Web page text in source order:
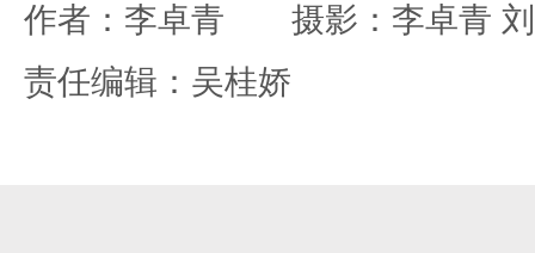
作者：李卓青 摄影：李卓青
责任编辑：吴桂娇